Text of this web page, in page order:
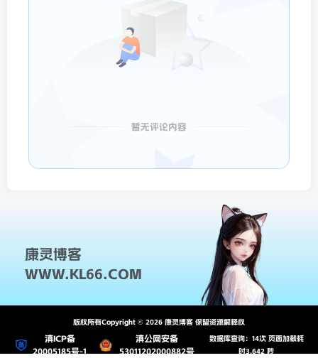
暂无评论内容
康灵博客
WWW.KL66.COM
版权所有Copyright © 2026 康灵博客 保留资源解释权
滇ICP备
20005185号-1
滇公网安备
53011202000882号
数据库查询：14次 页面加载耗
时3.642 秒